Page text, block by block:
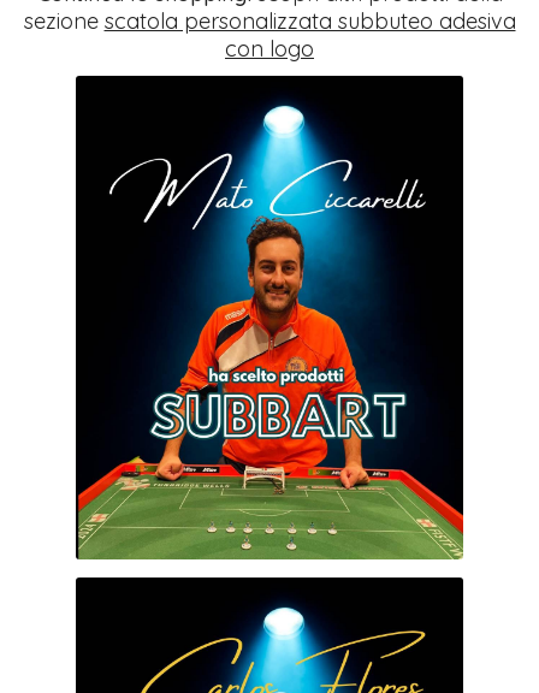
sezione scatola personalizzata subbuteo adesiva
con logo